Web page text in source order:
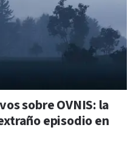
sobre OVNIS: la
episodio en